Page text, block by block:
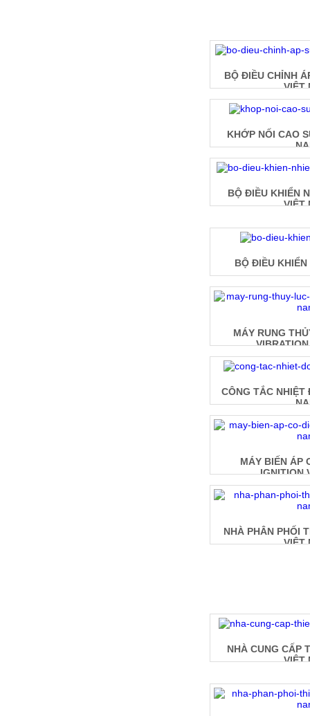
BỘ ĐIỀU CHỈNH
VIỆT
KHỚP NỐI CAO
BỘ ĐIỀU KHIỂN
VIỆT
BỘ ĐIỀU KHIỂN
MÁY RUNG
CÔNG TẮC NHIỆT
MÁY BIẾN ÁP
IGNITION
NHÀ PHÂN PHỐI
VIỆT
NHÀ CUNG CẤP
VIỆT